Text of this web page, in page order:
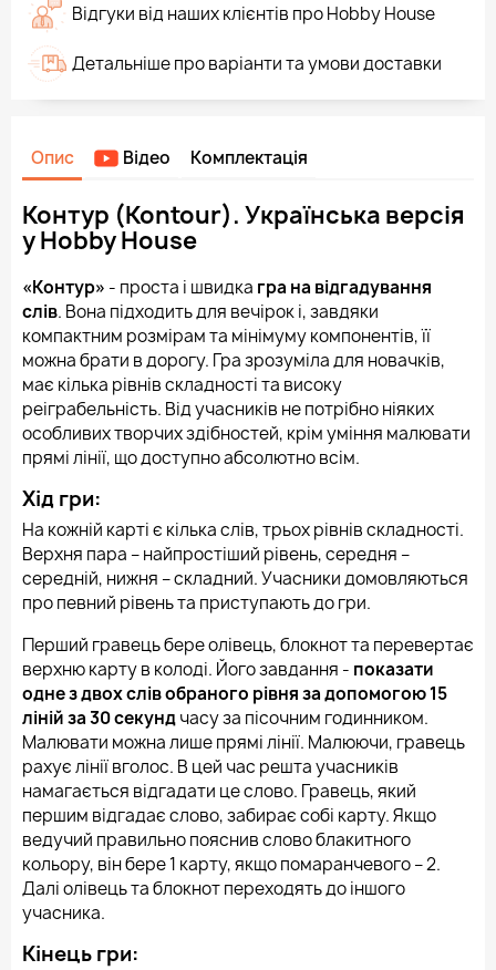
Відгуки від наших клієнтів про Hobby House
Детальніше про варіанти та умови доставки
Опис Відео Комплектація
Контур (Kontour). Українська версія
у Hobby House
«Контур» - проста і швидка гра на відгадування
слів. Вона підходить для вечірок і, завдяки
компактним розмірам та мінімуму компонентів, її
можна брати в дорогу. Гра зрозуміла для новачків,
має кілька рівнів складності та високу
реіграбельність. Від учасників не потрібно ніяких
особливих творчих здібностей, крім уміння малювати
прямі лінії, що доступно абсолютно всім.
Хід гри:
На кожній карті є кілька слів, трьох рівнів складності.
Верхня пара – найпростіший рівень, середня –
середній, нижня – складний. Учасники домовляються
про певний рівень та приступають до гри.
Перший гравець бере олівець, блокнот та перевертає
верхню карту в колоді. Його завдання - показати
одне з двох слів обраного рівня за допомогою 15
ліній за 30 секундчасу за пісочним годинником.
Малювати можна лише прямі лінії. Малюючи, гравець
рахує лінії вголос. В цей час решта учасників
намагається відгадати це слово. Гравець, який
першим відгадає слово, забирає собі карту. Якщо
ведучий правильно пояснив слово блакитного
кольору, він бере 1 карту, якщо помаранчевого – 2.
Далі олівець та блокнот переходять до іншого
учасника.
Кінець гри: